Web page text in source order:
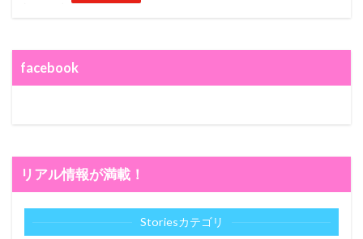
facebook
リアル情報が満載！
Storiesカテゴリ